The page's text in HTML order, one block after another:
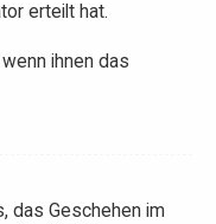
erteilt hat.
ihnen das
das Geschehen im